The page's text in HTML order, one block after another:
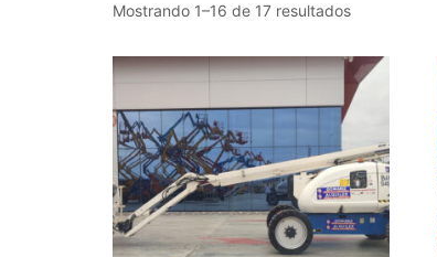
Mostrando 1–16 de 17 resultados